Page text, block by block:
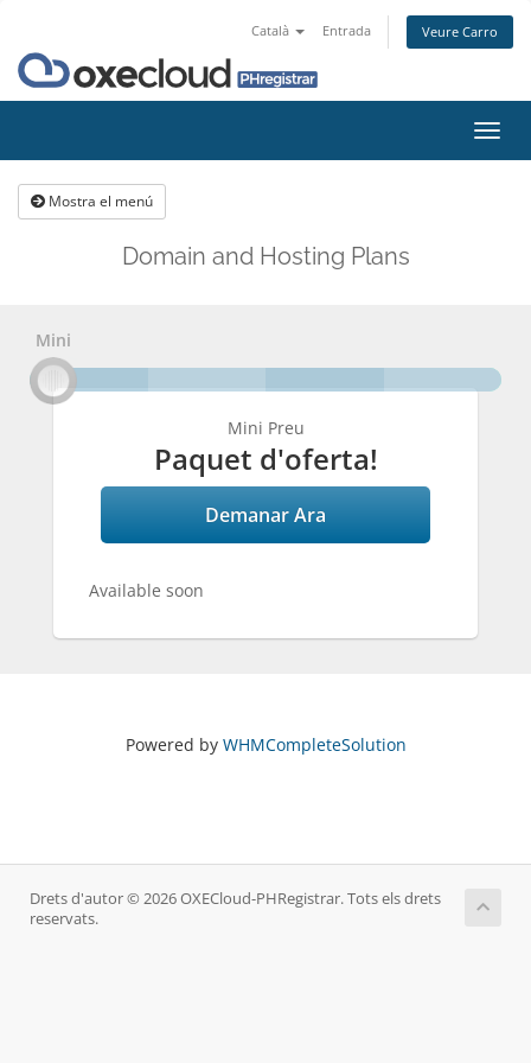
Català Entrada Veure Carro
la
Mostra el menú
Domain and Hosting Plans
Mini
Mini Preu
Paquet d'oferta!
Demanar Ara
Available soon
Powered by WHMCompleteSolution
Drets d'autor © 2026 OXECloud-PHRegistrar. Tots els drets
reservats.